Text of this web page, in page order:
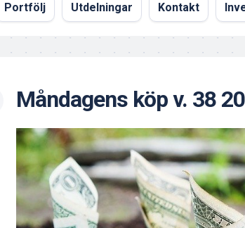
Portfölj Utdelningar Kontakt
Måndagens köp v. 38